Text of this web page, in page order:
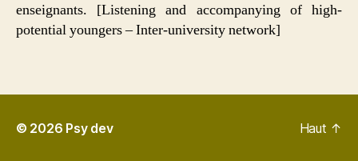
enseignants. [Listening and accompanying of high-
potential youngers – Inter-university network]
© 2026 Psy dev Haut ↑